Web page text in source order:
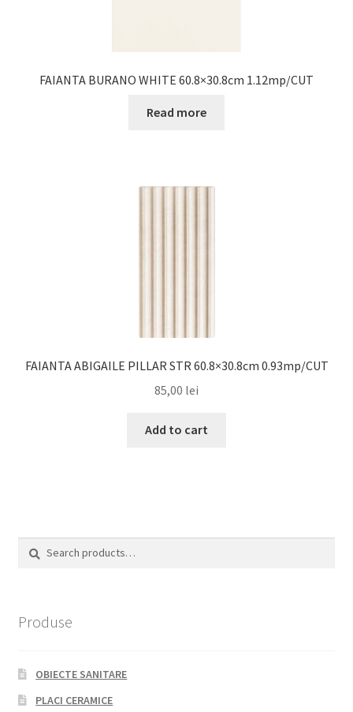
FAIANTA BURANO WHITE 60.8×30.8cm 1.12mp/CUT
Read more
FAIANTA ABIGAILE PILLAR STR 60.8×30.8cm 0.93mp/CUT
85,00 lei
Add to cart
Search
Search
Produse
OBIECTE SANITARE
PLACI CERAMICE